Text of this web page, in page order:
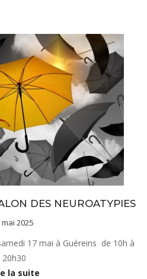
DES NEUROATYPIES
mai 2025
17 mai à Guéreins de 10h à
20h30
la suite